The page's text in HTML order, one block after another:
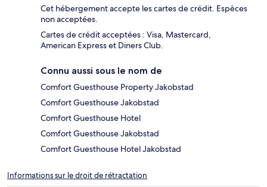
Cet hébergement accepte les cartes de crédit. Espèces
non acceptées.
Cartes de crédit acceptées : Visa, Mastercard,
American Express et Diners Club.
Connu aussi sous le nom de
Comfort Guesthouse Property Jakobstad
Comfort Guesthouse Jakobstad
Comfort Guesthouse Hotel
Comfort Guesthouse Jakobstad
Comfort Guesthouse Hotel Jakobstad
Informations sur le droit de rétractation